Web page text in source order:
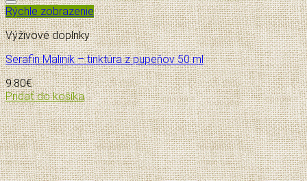
Pridať do zoznamu želaní
Rýchle zobrazenie
Výživové doplnky
Serafin Maliník – tinktúra z pupeňov 50 ml
9.80€
Pridať do košíka